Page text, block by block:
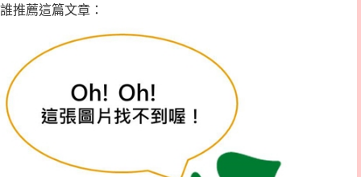
誰推薦這篇文章：